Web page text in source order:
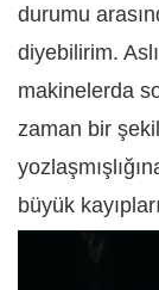
durumu
diyebilirim.
makinelerda
zaman bir
büyük